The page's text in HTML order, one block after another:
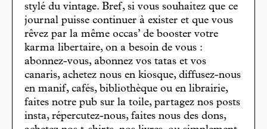
stylé du vintage. Bref, si vous souhaitez que ce
journal puisse continuer à exister et que vous
rêvez par la même occas’ de booster votre
karma libertaire, on a besoin de vous :
abonnez-vous, abonnez vos tatas et vos
canaris, achetez nous en kiosque, diffusez-nous
en manif, cafés, bibliothèque ou en librairie,
faites notre pub sur la toile, partagez nos posts
insta, répercutez-nous, faites nous des dons,